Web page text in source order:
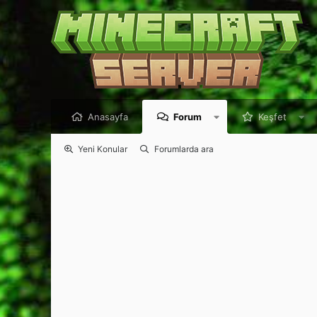
Anasayfa Forum Keşfet
Yeni Konular Forumlarda ara